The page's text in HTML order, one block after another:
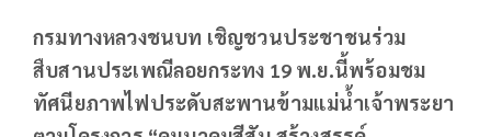
กรมทางหลวงชนบท เชิญชวนประชาชนร่วม
สืบสานประเพณีลอยกระทง 19 พ.ย.นี้พร้อมชม
ทัศนียภาพไฟประดับสะพานข้ามแม่น้ำเจ้าพระยา